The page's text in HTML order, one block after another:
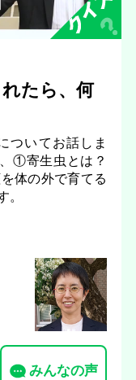
たら、何
ついてお話しま
①寄生虫とは？
体の外で育てる
。
みんなの声